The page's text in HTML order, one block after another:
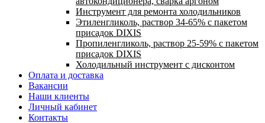
Инструмент для ремонта холодильников
Этиленгликоль, раствор 34-65% с пакетом
присадок DIXIS
Пропиленгликоль, раствор 25-59% с пакетом
присадок DIXIS
Холодильный инструмент с дисконтом
Оплата и доставка
Вакансии
Наши клиенты
Личный кабинет
Контакты